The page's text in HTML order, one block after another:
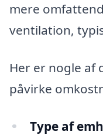
mere
ventilation,
Her er nogle af
påvirke
Type af